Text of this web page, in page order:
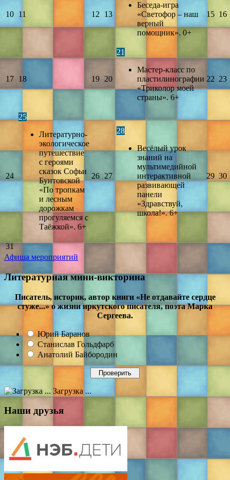
10 11 12 13
Беседа-игра
«Светофор – наш
верный
помощник». 0+
15 16
17 18 19 20
21
Мастер-класс по
пластилинографии
«Триколор моей
страны». 6+
22 23
24
25
Литературно-
экологическое
путешествие
с героями
сказок Софьи
Бунтовской
«По тропкам
и лесным
дорожкам
прогуляемся с
Таёжкой». 6+
26 27
28
Весёлый урок
знаний на
мультимедийной
интерактивной
развивающей
панели
«Здравствуй,
школа!». 6+
29 30
31
Афиша мероприятий
Литературная мини-викторина
Писатель, историк, автор книги «Не отдавайте сердце
стуже...» о жизни иркутского писателя, поэта Марка
Сергеева.
Юрий Баранов
Станислав Гольдфарб
Анатолий Байбородин
Загрузка ...
Наши друзья